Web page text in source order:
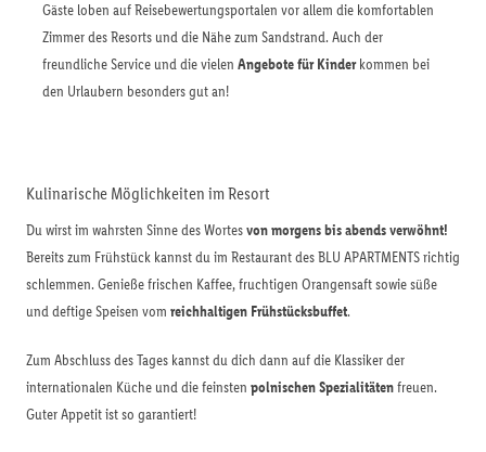
Gäste loben auf Reisebewertungsportalen vor allem die komfortablen
Zimmer des Resorts und die Nähe zum Sandstrand. Auch der
freundliche Service und die vielen Angebote für Kinderkommen bei
den Urlaubern besonders gut an!
Kulinarische Möglichkeiten im Resort
Du wirst im wahrsten Sinne des Wortesvon morgens bis abends verwöhnt!
Bereits zum Frühstück kannst du im Restaurant des BLU APARTMENTS richtig
schlemmen. Genieße frischen Kaffee, fruchtigen Orangensaft sowie süße
und deftige Speisen vom reichhaltigen Frühstücksbuffet.
Zum Abschluss des Tages kannst du dich dann auf die Klassiker der
internationalen Küche und die feinsten polnischen Spezialitätenfreuen.
Guter Appetit ist so garantiert!